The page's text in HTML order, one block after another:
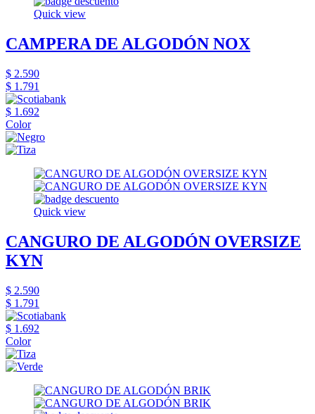
Quick view
CAMPERA DE ALGODÓN NOX
$ 2.590
$ 1.791
$ 1.692
Color
Quick view
CANGURO DE ALGODÓN OVERSIZE
KYN
$ 2.590
$ 1.791
$ 1.692
Color